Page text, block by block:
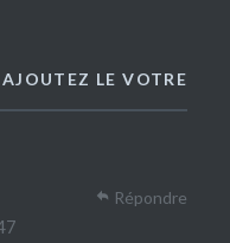
AJOUTEZ LE VOTRE
Répondre